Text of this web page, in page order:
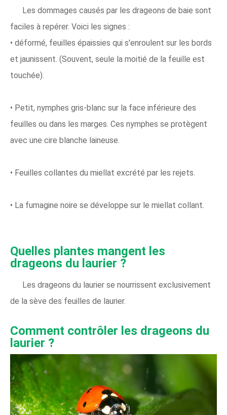
Les dommages causés par les drageons de baie sont
faciles à repérer. Voici les signes :
• déformé, feuilles épaissies qui s'enroulent sur les bords
et jaunissent. (Souvent, seule la moitié de la feuille est
touchée).
• Petit, nymphes gris-blanc sur la face inférieure des
feuilles ou dans les marges. Ces nymphes se protègent
avec une cire blanche laineuse.
• Feuilles collantes du miellat excrété par les rejets.
• La fumagine noire se développe sur le miellat collant.
Quelles plantes mangent les
drageons du laurier ?
Les drageons du laurier se nourrissent exclusivement
de la sève des feuilles de laurier.
Comment contrôler les drageons du
laurier ?